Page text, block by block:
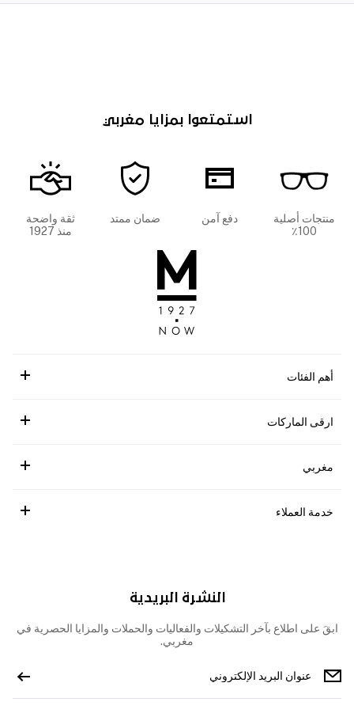
استمتعوا بمزايا مغربي
منتجات أصلية
100٪
دفع آمن ضمان ممتد
ثقة واضحة
منذ 1927
أهم الفئات
ارقى الماركات
مغربي
خدمة العملاء
النشرة البريدية
ابقَ على اطلاع بآخر التشكيلات والفعاليات والحملات والمزايا الحصرية في
مغربي.